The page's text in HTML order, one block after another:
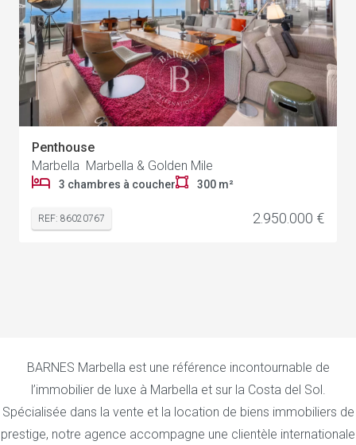
Penthouse
Marbella Marbella & Golden Mile
3 chambres à coucher 300 m²
REF: 86020767 2.950.000 €
BARNES Marbella est une référence incontournable de
l’immobilier de luxe à Marbella et sur la Costa del Sol.
Spécialisée dans la vente et la location de biens immobiliers de
prestige, notre agence accompagne une clientèle internationale